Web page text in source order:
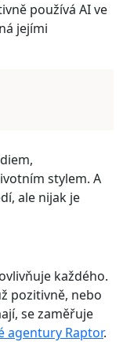
používá AI ve
jejími
stylem. A
ale nijak je
každého.
pozitivně, nebo
se zaměřuje
agentury Raptor.